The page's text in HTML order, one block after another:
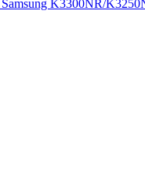
Samsung K3300NR/